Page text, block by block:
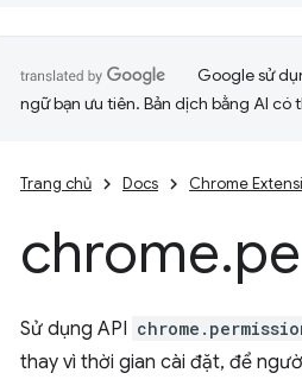
Google sử
ngữ bạn ưu tiên. Bản dịch bằng AI có
Trang chủ Docs Chrome
chrome.
Sử dụng API
thay vì thời gian cài đặt, để